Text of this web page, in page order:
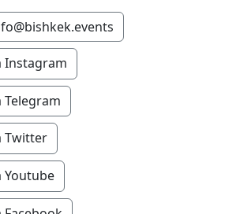
Twitter